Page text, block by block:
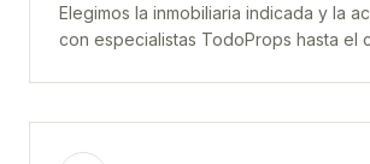
Elegimos la inmobiliaria indicada y la
con especialistas TodoProps hasta el